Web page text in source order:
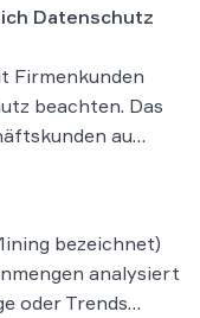
Datenschutz
Firmenkunden
beachten. Das
au…
bezeichnet)
analysiert
oder Trends…